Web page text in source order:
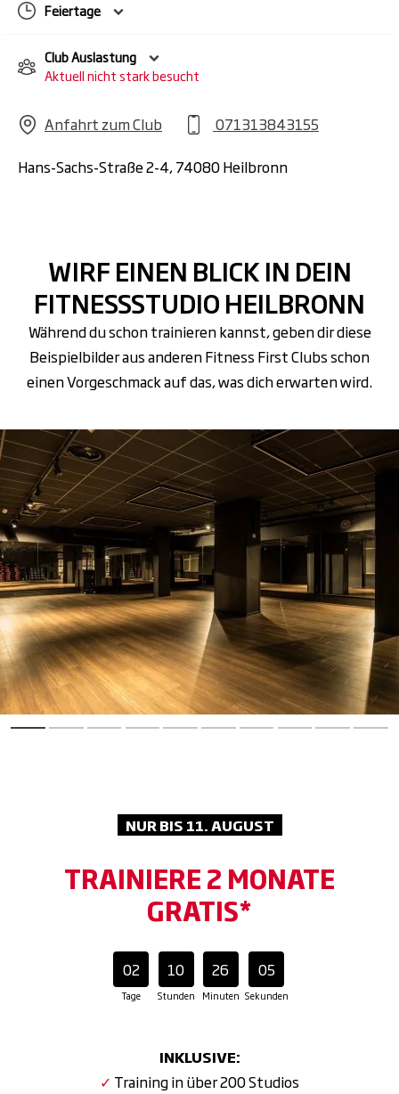
Feiertage
Club Auslastung
Aktuell nicht stark besucht
Anfahrt zum Club
071313843155
Hans-Sachs-Straße 2-4, 74080 Heilbronn
WIRF EINEN BLICK IN DEIN
FITNESSSTUDIO HEILBRONN
Während du schon trainieren kannst, geben dir diese
Beispielbilder aus anderen Fitness First Clubs schon
einen Vorgeschmack auf das, was dich erwarten wird.
NUR BIS 11. AUGUST
TRAINIERE 2 MONATE
GRATIS*
02
Tage
10
Stunden
26
Minuten
04
Sekunden
INKLUSIVE:
✓ Training in über 200 Studios
lockere Muskeln und schnellere
PERFORMANCE:
modernen Plate Loaded-
Kraftmaschinen und freien Gewichten
entfaltest du dein volles Potenzial.
Performance nach vorn. Gezielte
Anwendungen lösen Verspannungen
und machen dich schneller wieder bereit
für die nächste Session.
Wellness-Bereich:Relax. Recharge.
genieße Sauna, Dampfbad und Co. für
maximale Erholung.